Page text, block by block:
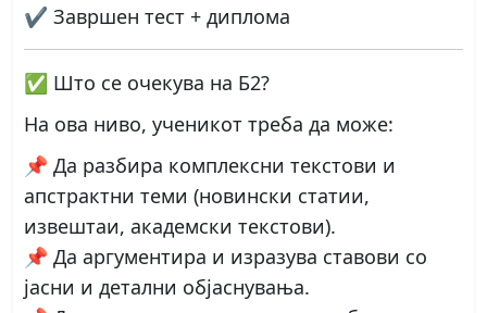
✔ Завршен тест + диплома
✅ Што се очекува на Б2?
На ова ниво, ученикот треба да може:
📌 Да разбира комплексни текстови и
апстрактни теми (новински статии,
извештаи, академски текстови).
📌 Да аргументира и изразува ставови со
јасни и детални објаснувања.